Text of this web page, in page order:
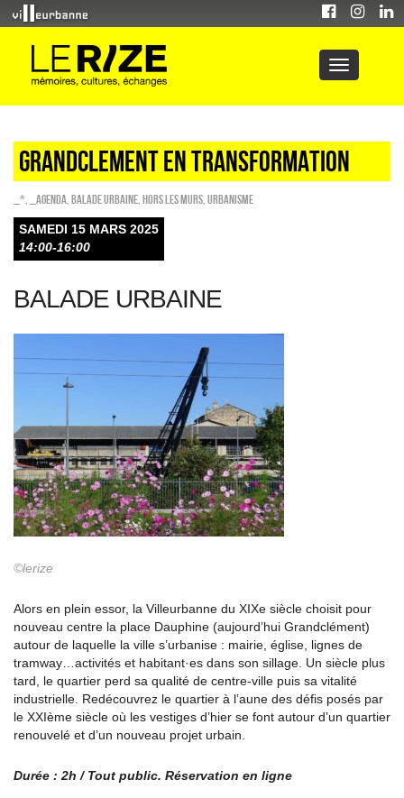
GRANDCLEMENT EN TRANSFORMATION
_* _Agenda Balade urbaine HORS LES MURS Urbanisme
SAMEDI 15 MARS 2025
14:00-16:00
BALADE URBAINE
©lerize
Alors en plein essor, la Villeurbanne du XIXe siècle choisit pour
nouveau centre la place Dauphine (aujourd’hui Grandclément)
autour de laquelle la ville s’urbanise : mairie, église, lignes de
tramway…activités et habitant·es dans son sillage. Un siècle plus
tard, le quartier perd sa qualité de centre-ville puis sa vitalité
industrielle. Redécouvrez le quartier à l’aune des défis posés par
le XXIème siècle où les vestiges d’hier se font autour d’un quartier
renouvelé et d’un nouveau projet urbain.
Durée : 2h / Tout public. Réservation en ligne